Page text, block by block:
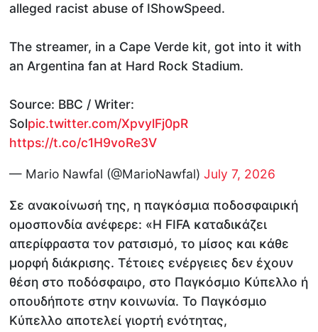
alleged racist abuse of IShowSpeed.
The streamer, in a Cape Verde kit, got into it with
an Argentina fan at Hard Rock Stadium.
Source: BBC / Writer:
Solpic.twitter.com/XpvylFj0pR
https://t.co/c1H9voRe3V
— Mario Nawfal (@MarioNawfal)July 7, 2026
Σε ανακοίνωσή της, η παγκόσμια ποδοσφαιρική
ομοσπονδία ανέφερε: «Η FIFA καταδικάζει
απερίφραστα τον ρατσισμό, το μίσος και κάθε
μορφή διάκρισης. Τέτοιες ενέργειες δεν έχουν
θέση στο ποδόσφαιρο, στο Παγκόσμιο Κύπελλο ή
οπουδήποτε στην κοινωνία. Το Παγκόσμιο
Κύπελλο αποτελεί γιορτή ενότητας,